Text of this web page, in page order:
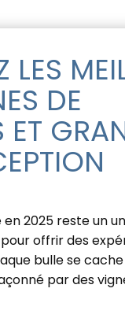
DE
2025 reste un
offrir des
bulle se
par des